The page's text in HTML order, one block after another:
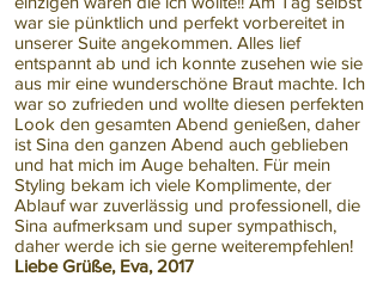
war sie pünktlich und perfekt vorbereitet in
unserer Suite angekommen. Alles lief
entspannt ab und ich konnte zusehen wie sie
aus mir eine wunderschöne Braut machte. Ich
war so zufrieden und wollte diesen perfekten
Look den gesamten Abend genießen, daher
ist Sina den ganzen Abend auch geblieben
und hat mich im Auge behalten. Für mein
Styling bekam ich viele Komplimente, der
Ablauf war zuverlässig und professionell, die
Sina aufmerksam und super sympathisch,
daher werde ich sie gerne weiterempfehlen!
Liebe Grüße, Eva, 2017